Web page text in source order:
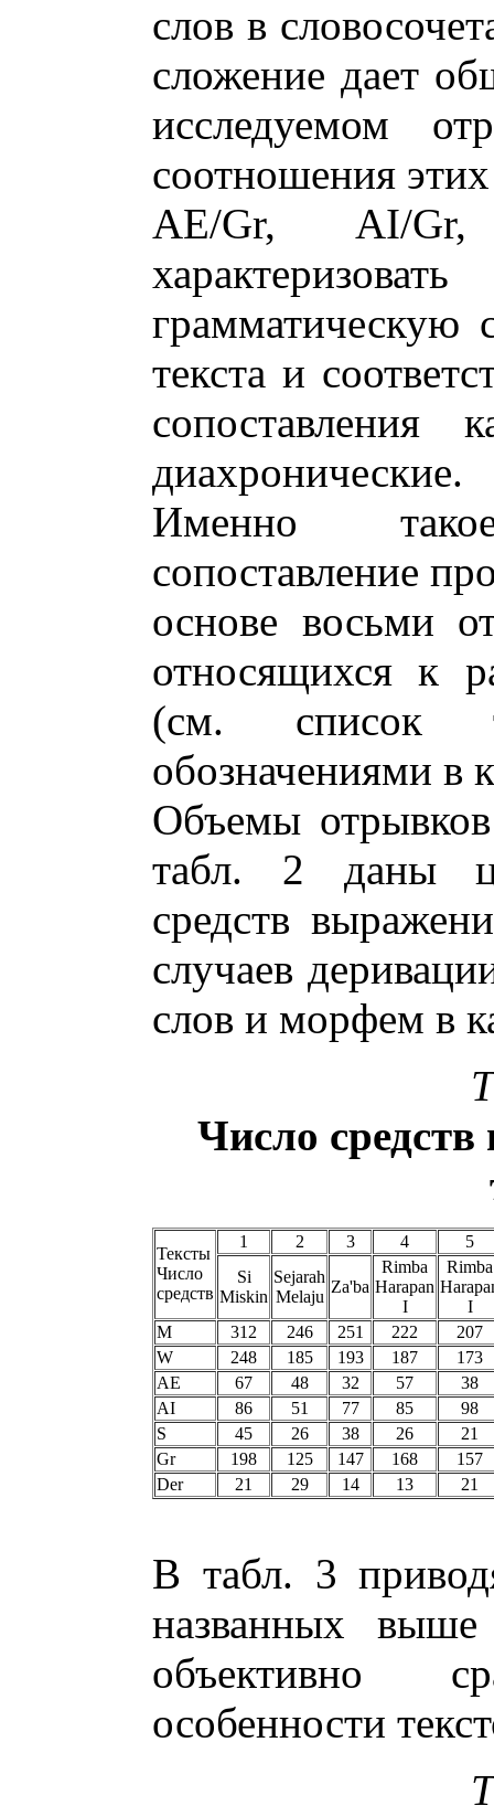
слов в
сложение дает
исследуемом
соотношения
AE/Gr, AI/Gr,
грамматическую
текста и
диахронические.
Именно
сопоставление
основе восьми
относящихся к
(см. список
обозначениями в
Объемы
табл. 2 даны
средств
случаев
слов и морфем в
Число
Тексты
Число
средств
1 2 3 4
5
Si
Miskin
Sejarah
Melaju
Za'ba
Rimba
Harapan
I
Rimba
I
M
312 246 251 222
207
W
248 185 193 187
173
AE
67 48 32 57
38
AI
86 51 77 85
98
S
45 26 38 26
21
Gr
198 125 147 168
157
Der
21 29 14 13 21
В табл. 3
названных
объективно
особенности